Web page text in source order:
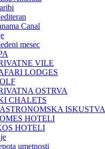
Canal
mesec
VILE
LODGES
OSTRVA
CHALETS
ISKUSTVA
HOTELI
HOTELI
umetnosti